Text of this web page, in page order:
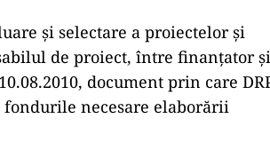
şi selectare a proiectelor şi
de proiect, între finanţator şi
document prin care
necesare elaborării